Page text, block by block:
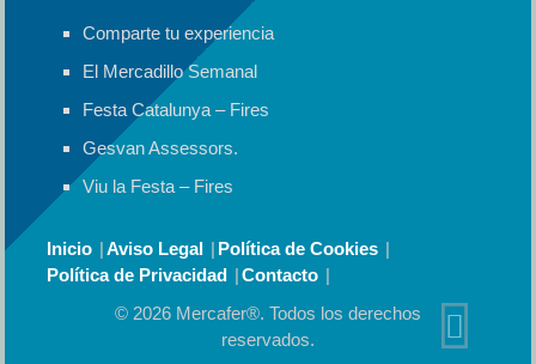
Comparte tu experiencia
El Mercadillo Semanal
Festa Catalunya – Fires
Gesvan Assessors.
Viu la Festa – Fires
Inicio Aviso Legal
Política de Cookies
Política de Privacidad
Contacto
© 2026 Mercafer®. Todos los derechos
reservados.